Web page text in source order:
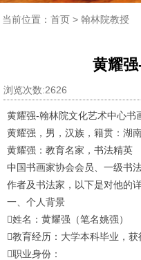
当前位置： 首页> 翰林院教授
黄耀
浏览次数:2626
黄耀强-翰林院文化艺术中心书
黄耀强，男，汉族，籍贯：湖南
黄耀强：教育名家，书法精英
中国书画家协会会员、一级书
作者及书法家，以下是对他的
一、个人背景
姓名：黄耀强（笔名姚强）
教育经历：大学本科毕业，获
职业身份：